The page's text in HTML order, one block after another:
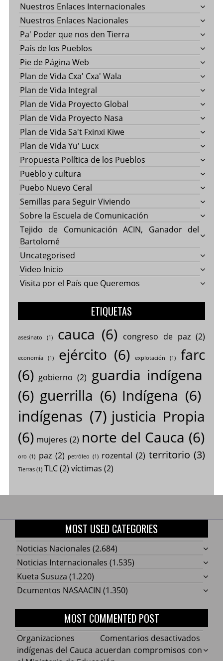
Nuestros Enlaces Internacionales
Nuestros Enlaces Nacionales
Pa' Poder que nos den Tierra
País de los Pueblos
Pie de Página Web
Plan de Vida Cxa' Cxa' Wala
Plan de Vida Integral
Plan de Vida Proyecto Global
Plan de Vida Proyecto Nasa
Plan de Vida Sa't Fxinxi Kiwe
Plan de Vida Yu' Lucx
Propuesta Política de los Pueblos
Pueblo y cultura
Puebo Nuevo Ceral
Semillas para Seguir Viviendo
Sobre la Escuela de Comunicación
Tejido de Comunicación ACIN, Ganador del
Bartolomé
Uncategorised
Video Inicio
Visita por el País que Queremos
ETIQUETAS
asesinato (1) cauca (6) congreso de paz(2)
economía(1) ejército (6) explotación (1)
farc
(6) gobierno (2) guardia indígena
(6) guerrilla (6) Indígena (6)
indígenas (7) justicia Propia
(6) mujeres (2) norte del Cauca (6)
oro (1) paz (2) petróleo (1) rozental (2) territorio (3)
Tierras(1) TLC(2) víctimas (2)
MOST USED CATEGORIES
Noticias Nacionales (2.684)
Noticias Internacionales (1.535)
Kueta Susuza (1.220)
Dcumentos NASAACIN (1.350)
MOST COMMENTED POST
Comentarios desactivados
Organizaciones
indígenas del Cauca acuerdan compromisos con